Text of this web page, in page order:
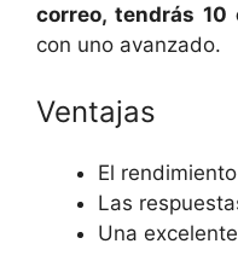
correo, tendrás
con uno avanzado.
Ventajas
El
Las
Una